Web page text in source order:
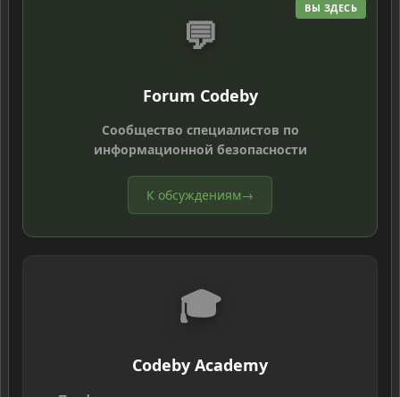
ВЫ ЗДЕСЬ
💬
Forum Codeby
Сообщество специалистов по
информационной безопасности
К обсуждениям→
🎓
Codeby Academy